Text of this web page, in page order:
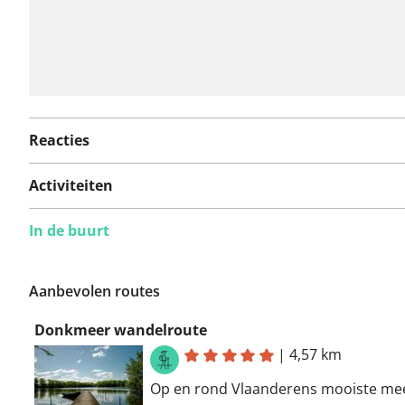
Reacties
Activiteiten
In de buurt
Aanbevolen routes
Donkmeer wandelroute
|4,57 km
Op en rond Vlaanderens mooiste